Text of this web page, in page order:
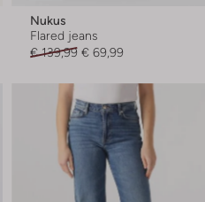
Nukus
Flared jeans
€ 139,99 € 69,99